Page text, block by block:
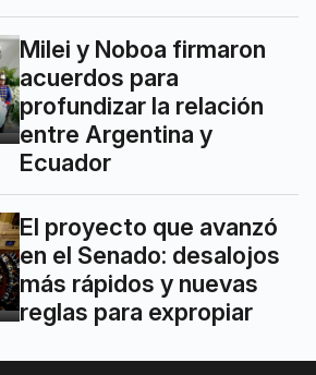
Milei y Noboa firmaron
acuerdos para
profundizar la relación
entre Argentina y
Ecuador
El proyecto que avanzó
en el Senado: desalojos
más rápidos y nuevas
reglas para expropiar